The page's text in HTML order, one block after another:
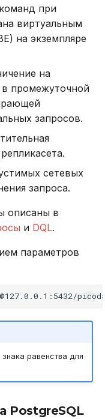
при
виртуальным
на экземпляре
на
в промежуточной
запросов.
сетевых
запроса.
описаны в
и DQL.
параметров
равенства для
PostgreSQL